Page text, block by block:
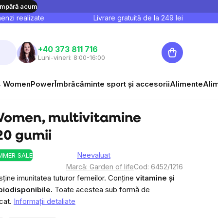
acum
realizate Livrare gratuită de la 249 lei
+40 373 811 716
Luni-vineri: 8:00-16:00
Coş
de
WomenPowerÎmbrăcăminte sport și accesoriiAlimente
multivitamine
gumii
SALE
Evaluarea
a
produsului
este
Neevaluat
Marcă: Garden of lifeCod: 6452/1216
imunitatea tuturor femeilor. Conține vitamine și
Toate acestea sub formă de
Informaţii detaliate